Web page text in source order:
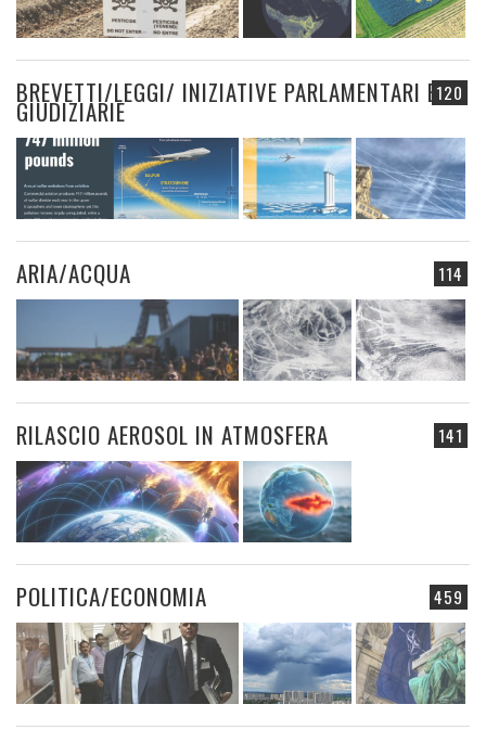
120
BREVETTI/LEGGI/ INIZIATIVE PARLAMENTARI E
GIUDIZIARIE
114
ARIA/ACQUA
141
RILASCIO AEROSOL IN ATMOSFERA
459
POLITICA/ECONOMIA